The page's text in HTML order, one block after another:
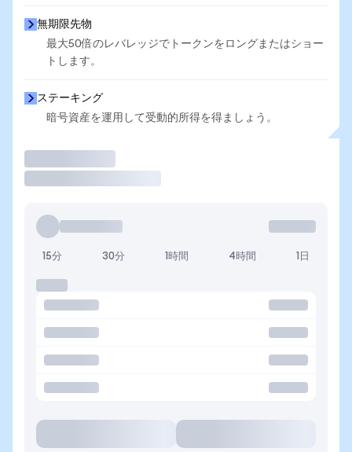
無期限先物
最大50倍のレバレッジでトークンをロングまたはショー
トします。
ステーキング
暗号資産を運用して受動的所得を得ましょう。
15分 30分 1時間 4時間 1日